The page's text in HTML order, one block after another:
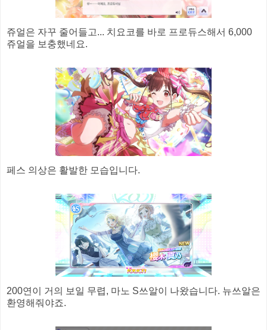
쥬얼은 자꾸 줄어들고... 치요코를 바로 프로듀스해서 6,000
쥬얼을 보충했네요.
페스 의상은 활발한 모습입니다.
200연이 거의 보일 무렵, 마노 S쓰알이 나왔습니다. 뉴쓰알은
환영해줘야죠.